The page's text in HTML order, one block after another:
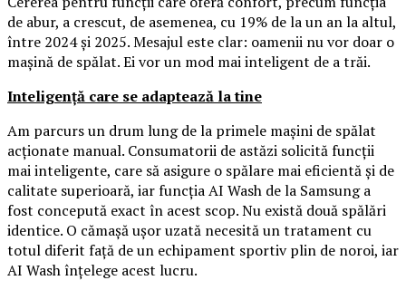
de abur, a crescut, de asemenea, cu 19% de la un an la altul,
între 2024 și 2025. Mesajul este clar: oamenii nu vor doar o
mașină de spălat. Ei vor un mod mai inteligent de a trăi.
Inteligență care se adaptează la tine
Am parcurs un drum lung de la primele mașini de spălat
acționate manual. Consumatorii de astăzi solicită funcții
mai inteligente, care să asigure o spălare mai eficientă și de
calitate superioară, iar funcția AI Wash de la Samsung a
fost concepută exact în acest scop. Nu există două spălări
identice. O cămașă ușor uzată necesită un tratament cu
totul diferit față de un echipament sportiv plin de noroi, iar
AI Wash înțelege acest lucru.